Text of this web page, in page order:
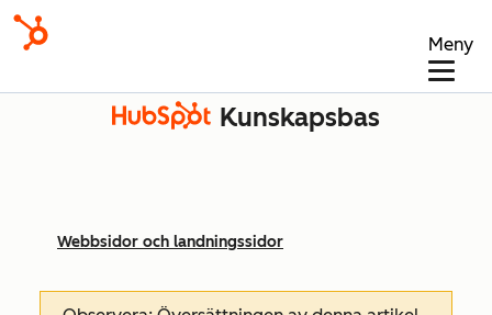
Meny
Kunskapsbas
Webbsidor och landningssidor